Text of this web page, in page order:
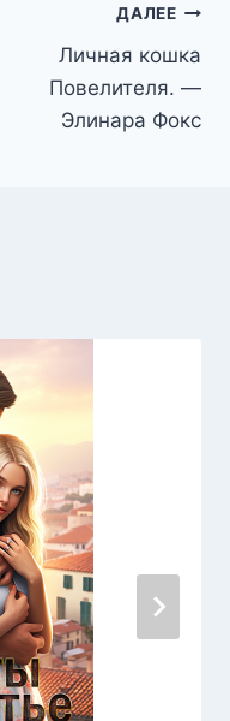
ДАЛЕЕ
Личная кошка
Повелителя. —
Элинара Фокс